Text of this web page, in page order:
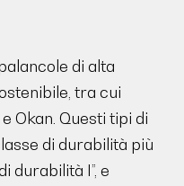
di alta
tra cui
Okan. Questi tipi di
di durabilità più
durabilità I”, e